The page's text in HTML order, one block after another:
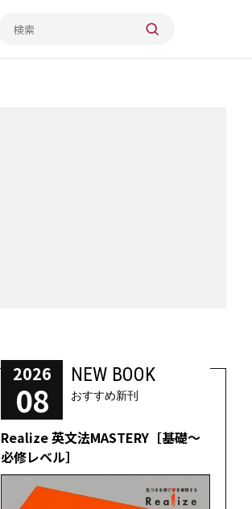
2026
08
NEW BOOK
おすすめ新刊
Realize 英文法MASTERY［基礎～
必修レベル］